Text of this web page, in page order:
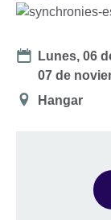
Date
Lunes, 06
07 de
Ubicación
Hangar